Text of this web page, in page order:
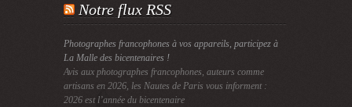
Notre flux RSS
Photographes francophones à vos appareils, participez à
La Malle des bicentenaires !
Avis aux photographes francophones, auteurs comme
artisans en 2026, les Nautes de Paris vous informent :
2026 est l’année du bicentenaire